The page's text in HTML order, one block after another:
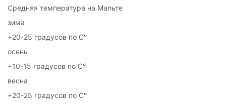
Средняя температура на Мальте
зима
+20-25 градусов по С°
осень
+10-15 градусов по С°
весна
+20-25 градусов по С°